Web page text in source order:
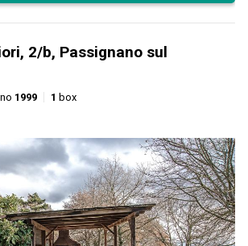
2/b, Passignano sul
1999 1 box